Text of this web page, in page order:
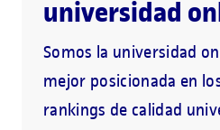
universidad
Somos la universidad
mejor posicionada en
rankings de calidad